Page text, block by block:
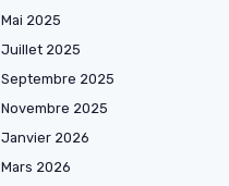
Mai 2025
Juillet 2025
Septembre 2025
Novembre 2025
Janvier 2026
Mars 2026